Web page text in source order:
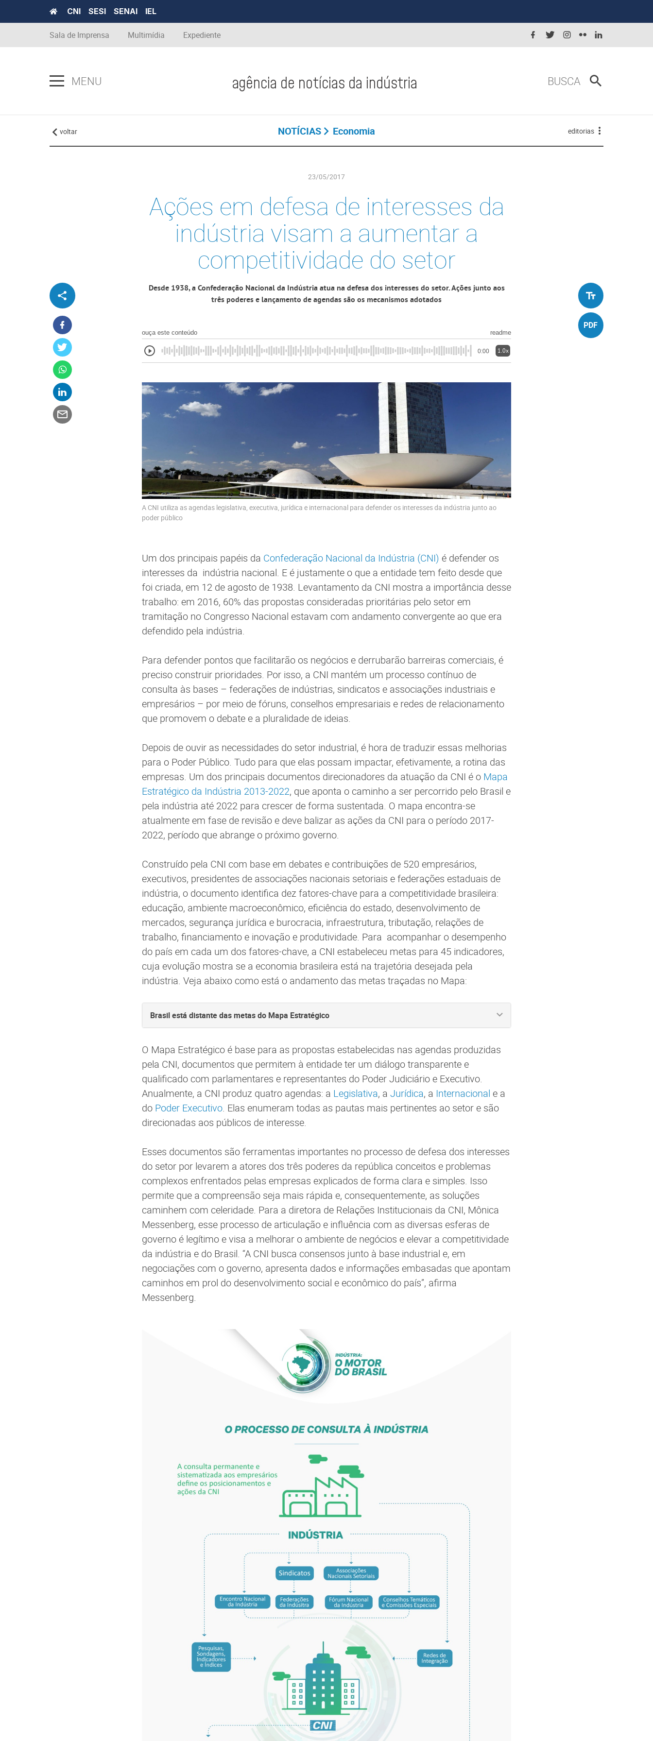
CNI SESI SENAI IEL
Sala de Imprensa Multimídia Expediente
MENU agência de notícias da indústria BUSCA
voltar NOTÍCIAS Economia editorias
23/05/2017
Ações em defesa de interesses da
indústria visam a aumentar a
competitividade do setor
Desde 1938, a Confederação Nacional da Indústria atua na defesa dos interesses do setor. Ações junto aos
três poderes e lançamento de agendas são os mecanismos adotados
ouça este conteúdo readme
0:00 1.0x
A CNI utiliza as agendas legislativa, executiva, jurídica e internacional para defender os interesses da indústria junto ao
poder público
Um dos principais papéis da Confederação Nacional da Indústria (CNI) é defender os
interesses da indústria nacional. E é justamente o que a entidade tem feito desde que
foi criada, em 12 de agosto de 1938. Levantamento da CNI mostra a importância desse
trabalho: em 2016, 60% das propostas consideradas prioritárias pelo setor em
tramitação no Congresso Nacional estavam com andamento convergente ao que era
defendido pela indústria.
Para defender pontos que facilitarão os negócios e derrubarão barreiras comerciais, é
preciso construir prioridades. Por isso, a CNI mantém um processo contínuo de
consulta às bases – federações de indústrias, sindicatos e associações industriais e
empresários – por meio de fóruns, conselhos empresariais e redes de relacionamento
que promovem o debate e a pluralidade de ideias.
Depois de ouvir as necessidades do setor industrial, é hora de traduzir essas melhorias
para o Poder Público. Tudo para que elas possam impactar, efetivamente, a rotina das
empresas. Um dos principais documentos direcionadores da atuação da CNI é o Mapa
Estratégico da Indústria 2013-2022, que aponta o caminho a ser percorrido pelo Brasil e
pela indústria até 2022 para crescer de forma sustentada. O mapa encontra-se
atualmente em fase de revisão e deve balizar as ações da CNI para o período 2017-
2022, período que abrange o próximo governo.
Construído pela CNI com base em debates e contribuições de 520 empresários,
executivos, presidentes de associações nacionais setoriais e federações estaduais de
indústria, o documento identifica dez fatores-chave para a competitividade brasileira:
educação, ambiente macroeconômico, eficiência do estado, desenvolvimento de
mercados, segurança jurídica e burocracia, infraestrutura, tributação, relações de
trabalho, financiamento e inovação e produtividade. Para acompanhar o desempenho
do país em cada um dos fatores-chave, a CNI estabeleceu metas para 45 indicadores,
cuja evolução mostra se a economia brasileira está na trajetória desejada pela
indústria. Veja abaixo como está o andamento das metas traçadas no Mapa:
Brasil está distante das metas do Mapa Estratégico
O Mapa Estratégico é base para as propostas estabelecidas nas agendas produzidas
pela CNI, documentos que permitem à entidade ter um diálogo transparente e
qualificado com parlamentares e representantes do Poder Judiciário e Executivo.
Anualmente, a CNI produz quatro agendas: a Legislativa, a Jurídica, a Internacional e a
do Poder Executivo. Elas enumeram todas as pautas mais pertinentes ao setor e são
direcionadas aos públicos de interesse.
Esses documentos são ferramentas importantes no processo de defesa dos interesses
do setor por levarem a atores dos três poderes da república conceitos e problemas
complexos enfrentados pelas empresas explicados de forma clara e simples. Isso
permite que a compreensão seja mais rápida e, consequentemente, as soluções
caminhem com celeridade. Para a diretora de Relações Institucionais da CNI, Mônica
Messenberg, esse processo de articulação e influência com as diversas esferas de
governo é legítimo e visa a melhorar o ambiente de negócios e elevar a competitividade
da indústria e do Brasil. “A CNI busca consensos junto à base industrial e, em
negociações com o governo, apresenta dados e informações embasadas que apontam
caminhos em prol do desenvolvimento social e econômico do país”, afirma
Messenberg.